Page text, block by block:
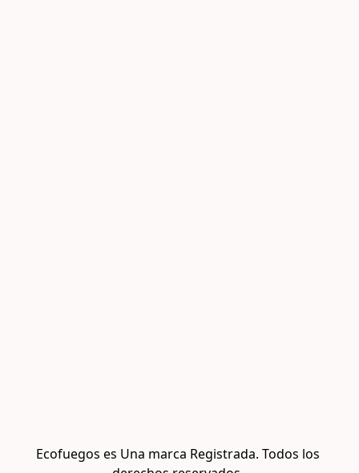
Ecofuegos es Una marca Registrada. Todos los